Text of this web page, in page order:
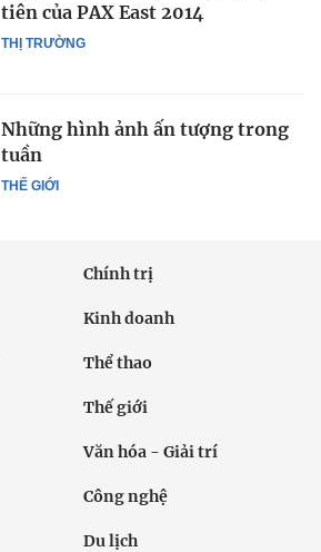
THỊ TRƯỜNG
tiên của PAX East 2014
THẾ GIỚI
Những hình ảnh ấn tượng trong
tuần
Chính trị
Kinh doanh
Thể thao
Thế giới
Văn hóa - Giải trí
Công nghệ
Du lịch